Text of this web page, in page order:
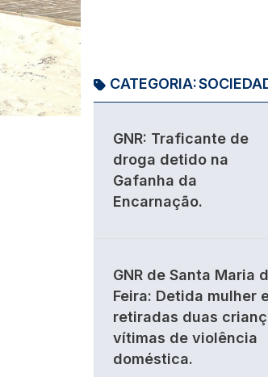
CATEGORIA:
GNR: Traficante de
droga detido na
Gafanha da
Encarnação.
GNR de Santa Maria
Feira: Detida mulher
retiradas duas
vítimas de violência
doméstica.